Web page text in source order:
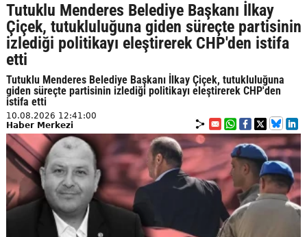
Tutuklu Menderes Belediye Başkanı İlkay
Çiçek, tutukluluğuna giden süreçte partisinin
izlediği politikayı eleştirerek CHP'den istifa
etti
Tutuklu Menderes Belediye Başkanı İlkay Çiçek, tutukluluğuna
giden süreçte partisinin izlediği politikayı eleştirerek CHP'den
istifa etti
10.08.2026 12:41:00
Haber Merkezi